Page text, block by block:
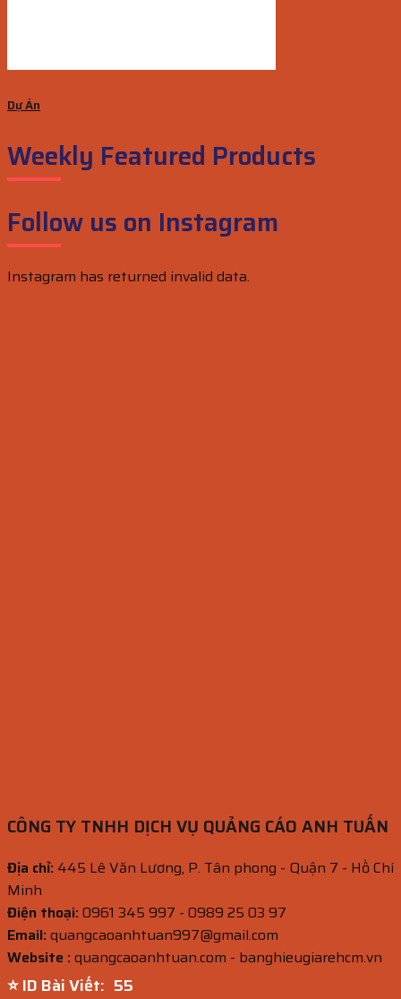
Dự Án
Weekly Featured Products
Follow us on Instagram
Instagram has returned invalid data.
CÔNG TY TNHH DỊCH VỤ QUẢNG CÁO ANH TUẤN
Địa chỉ: 445 Lê Văn Lương, P. Tân phong - Quận 7 - Hồ Chí
Minh
Điện thoại:0961 345 997 - 0989 25 03 97
Email:quangcaoanhtuan997@gmail.com
Website :quangcaoanhtuan.com - banghieugiarehcm.vn
⭐ ID Bài Viết: 54